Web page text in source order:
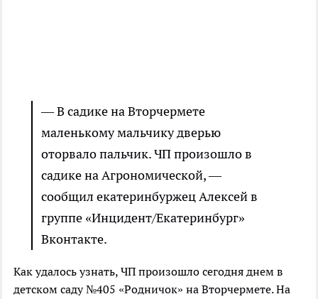
— В садике на Вторчермете
маленькому мальчику дверью
оторвало пальчик. ЧП произошло в
садике на Агрономической, —
сообщил екатеринбуржец Алексей в
группе «Инцидент/Екатеринбург»
Вконтакте.
Как удалось узнать, ЧП произошло сегодня днем в
детском саду №405 «Родничок» на Вторчермете. На